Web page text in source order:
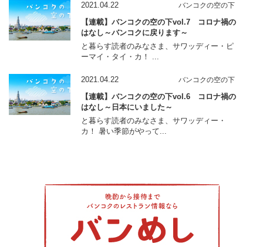
2021.04.22 バンコクの空の下
【連載】バンコクの空の下vol.7 コロナ禍の
はなし～バンコクに戻ります～
と暮らす読者のみなさま、サワッディー・ピ
ーマイ・タイ・カ！ ...
2021.04.22 バンコクの空の下
【連載】バンコクの空の下vol.6 コロナ禍の
はなし～日本にいました～
と暮らす読者のみなさま、サワッディー・
カ！ 暑い季節がやって...